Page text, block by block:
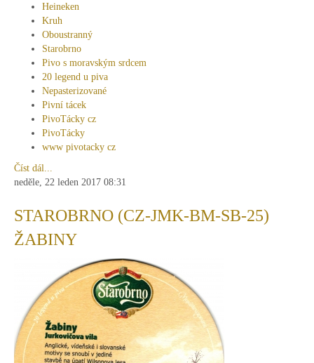
Heineken
Kruh
Oboustranný
Starobrno
Pivo s moravským srdcem
20 legend u piva
Nepasterizované
Pivní tácek
PivoTácky cz
PivoTácky
www pivotacky cz
Číst dál...
neděle, 22 leden 2017 08:31
STAROBRNO (CZ-JMK-BM-SB-25)
ŽABINY